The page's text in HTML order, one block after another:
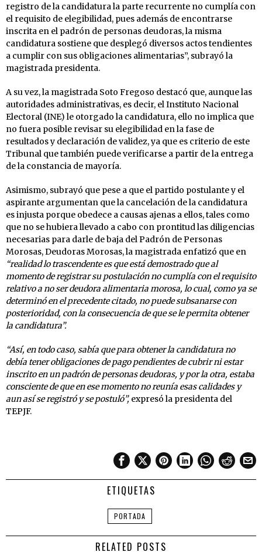
registro de la candidatura la parte recurrente no cumplía con
el requisito de elegibilidad, pues además de encontrarse
inscrita en el padrón de personas deudoras, la misma
candidatura sostiene que desplegó diversos actos tendientes
a cumplir con sus obligaciones alimentarias”, subrayó la
magistrada presidenta.
A su vez, la magistrada Soto Fregoso destacó que, aunque las
autoridades administrativas, es decir, el Instituto Nacional
Electoral (INE) le otorgado la candidatura, ello no implica que
no fuera posible revisar su elegibilidad en la fase de
resultados y declaración de validez, ya que es criterio de este
Tribunal que también puede verificarse a partir de la entrega
de la constancia de mayoría.
Asimismo, subrayó que pese a que el partido postulante y el
aspirante argumentan que la cancelación de la candidatura
es injusta porque obedece a causas ajenas a ellos, tales como
que no se hubiera llevado a cabo con prontitud las diligencias
necesarias para darle de baja del Padrón de Personas
Morosas, Deudoras Morosas, la magistrada enfatizó que en
“realidad lo trascendente es que está demostrado que al
momento de registrar su postulación no cumplía con el requisito
relativo a no ser deudora alimentaria morosa, lo cual, como ya se
determinó en el precedente citado, no puede subsanarse con
posterioridad, con la consecuencia de que se le permita obtener
la candidatura”.
“Así, en todo caso, sabía que para obtener la candidatura no
debía tener obligaciones de pago pendientes de cubrir ni estar
inscrito en un padrón de personas deudoras, y por la otra, estaba
consciente de que en ese momento no reunía esas calidades y
aun así se registró y se postuló”, expresó la presidenta del
TEPJF.
ETIQUETAS
PORTADA
RELATED POSTS